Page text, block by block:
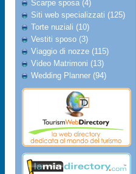
Scarpe sposa (4)
Siti web specializzati (125)
Torte nuziali (10)
Vestiti sposo (3)
Viaggio di nozze (115)
Video Matrimoni (13)
Wedding Planner (94)